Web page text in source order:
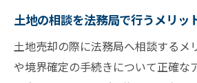
土地の相談を法務局で行うメリッ
土地売却の際に法務局へ相談するメ
や境界確定の手続きについて正確な